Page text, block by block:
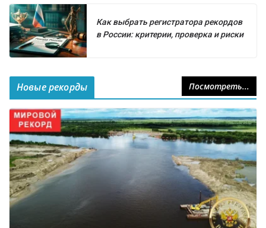
Как выбрать регистратора рекордов
в России: критерии, проверка и риски
Новые рекорды Посмотреть...